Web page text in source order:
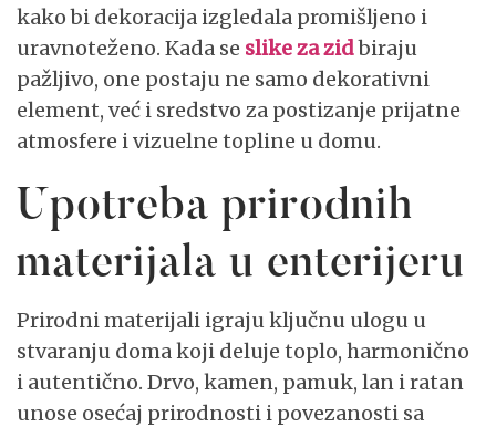
kako bi dekoracija izgledala promišljeno i
uravnoteženo. Kada se slike za zidbiraju
pažljivo, one postaju ne samo dekorativni
element, već i sredstvo za postizanje prijatne
atmosfere i vizuelne topline u domu.
Upotreba prirodnih
materijala u enterijeru
Prirodni materijali igraju ključnu ulogu u
stvaranju doma koji deluje toplo, harmonično
i autentično. Drvo, kamen, pamuk, lan i ratan
unose osećaj prirodnosti i povezanosti sa